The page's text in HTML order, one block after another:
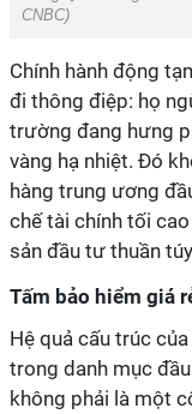
CNBC)
Chính hành động
đi thông điệp: họ
trường đang hưng
vàng hạ nhiệt. Đó
hàng trung ương
chế tài chính tối
sản đầu tư thuần
Tấm bảo hiểm giá
Hệ quả cấu trúc
trong danh mục
không phải là một